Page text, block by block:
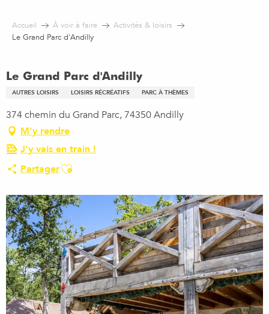
contenu
Accueil À voir à faire
Activités & loisirs
Le Grand Parc d'Andilly
Le Grand Parc d'Andilly
AUTRES LOISIRS LOISIRS RÉCRÉATIFS PARC À THÈMES
374 chemin du Grand Parc, 74350 Andilly
M'y rendre
J'y vais en train !
PartagerAjouter aux favoris